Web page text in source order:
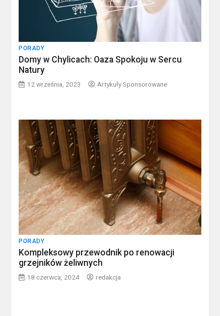
PORADY
Domy w Chylicach: Oaza Spokoju w Sercu
Natury
12 września, 2023 Artykuły Sponsorowane
PORADY
Kompleksowy przewodnik po renowacji
grzejników żeliwnych
18 czerwca, 2024 redakcja